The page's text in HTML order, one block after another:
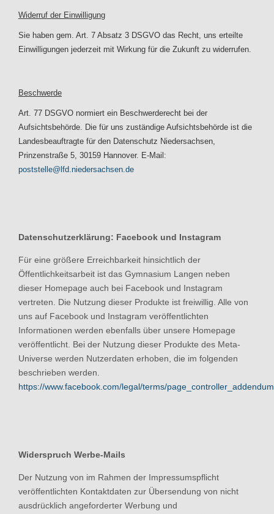
Widerruf der Einwilligung
Sie haben gem. Art. 7 Absatz 3 DSGVO das Recht, uns erteilte
Einwilligungen jederzeit mit Wirkung für die Zukunft zu widerrufen.
Beschwerde
Art. 77 DSGVO normiert ein Beschwerderecht bei der
Aufsichtsbehörde. Die für uns zuständige Aufsichtsbehörde ist die
Landesbeauftragte für den Datenschutz Niedersachsen,
Prinzenstraße 5, 30159 Hannover. E-Mail:
poststelle@lfd.niedersachsen.de
Datenschutzerklärung: Facebook und Instagram
Für eine größere Erreichbarkeit hinsichtlich der
Öffentlichkeitsarbeit ist das Gymnasium Langen neben
dieser Homepage auch bei Facebook und Instagram
vertreten. Die Nutzung dieser Produkte ist freiwillig. Alle von
uns auf Facebook und Instagram veröffentlichten
Informationen werden ebenfalls über unsere Homepage
veröffentlicht. Bei der Nutzung dieser Produkte des Meta-
Universe werden Nutzerdaten erhoben, die im folgenden
beschrieben werden.
https://www.facebook.com/legal/terms/page_controller_addendum
Widerspruch Werbe-Mails
Der Nutzung von im Rahmen der Impressumspflicht
veröffentlichten Kontaktdaten zur Übersendung von nicht
ausdrücklich angeforderter Werbung und